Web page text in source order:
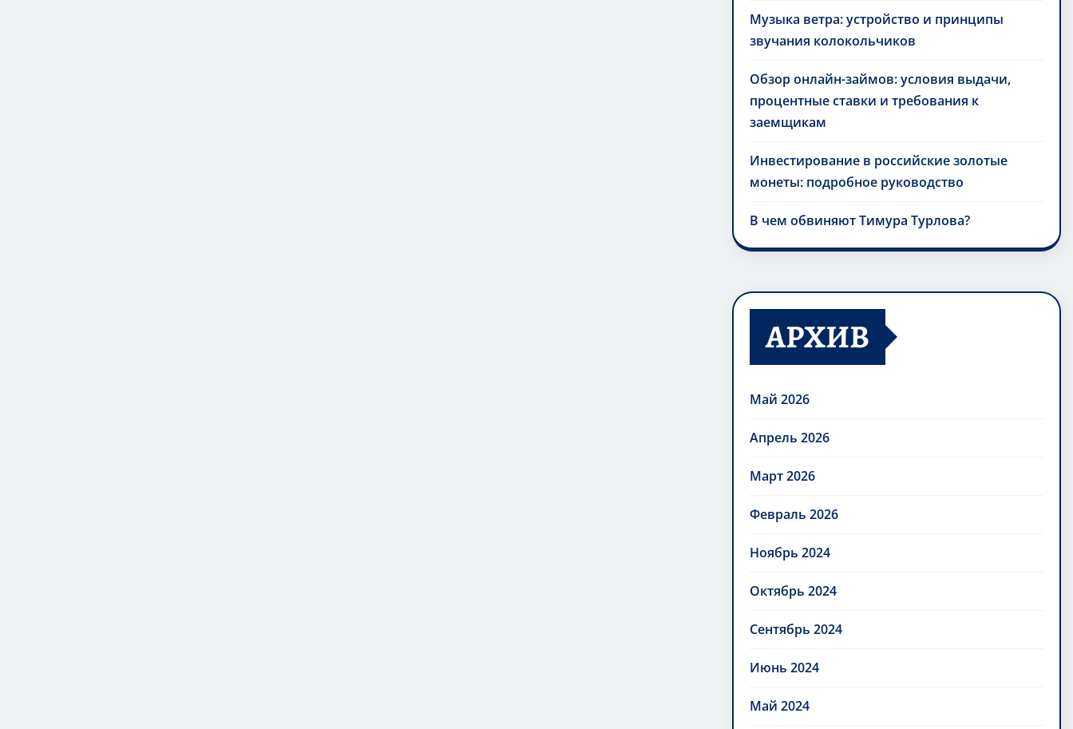
Музыка ветра: устройство и принципы
звучания колокольчиков
Обзор онлайн-займов: условия выдачи,
процентные ставки и требования к
заемщикам
Инвестирование в российские золотые
монеты: подробное руководство
В чем обвиняют Тимура Турлова?
АРХИВ
Май 2026
Апрель 2026
Март 2026
Февраль 2026
Ноябрь 2024
Октябрь 2024
Сентябрь 2024
Июнь 2024
Май 2024